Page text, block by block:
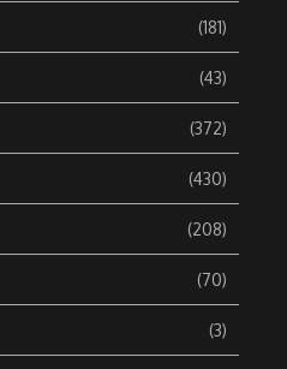
(181)
(43)
(372)
(430)
(208)
(70)
(3)